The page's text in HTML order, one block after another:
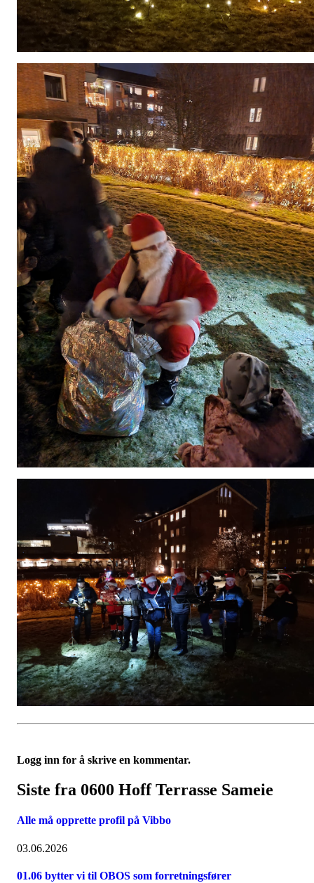
Logg inn for å skrive en kommentar.
Siste fra 0600 Hoff Terrasse Sameie
Alle må opprette profil på Vibbo
03.06.2026
01.06 bytter vi til OBOS som forretningsfører